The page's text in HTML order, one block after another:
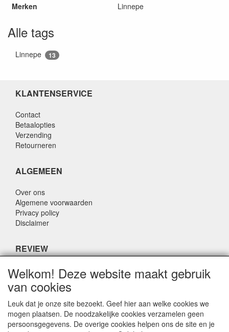
Merken
Linnepe
Alle tags
Linnepe 13
KLANTENSERVICE
Contact
Betaalopties
Verzending
Retourneren
ALGEMEEN
Over ons
Algemene voorwaarden
Privacy policy
Disclaimer
REVIEW
Wat zeggen anderen over ons?
Klanten waarderen onze service, prijs en snelheid met een
gemiddeld cijfer van 8,9 (Q1 kwaliteitsrapport 2019)
CONTACTGEGEVENS
Welkom! Deze website maakt gebruik
van cookies
Leuk dat je onze site bezoekt. Geef hier aan welke cookies we
mogen plaatsen. De noodzakelijke cookies verzamelen geen
persoonsgegevens. De overige cookies helpen ons de site en je